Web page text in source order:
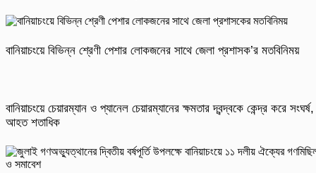
বানিয়াচংয়ে বিভিন্ন শ্রেণী পেশার লোকজনের সাথে জেলা প্রশাসক’র মতবিনিময়
বানিয়াচংয়ে চেয়ারম্যান ও প্যানেল চেয়ারম্যানের ক্ষমতার দ্বন্দ্বকে কেন্দ্র করে সংঘর্ষ,
আহত শতাধিক